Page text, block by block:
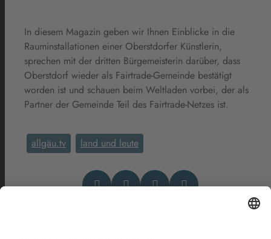
In diesem Magazin geben wir Ihnen Einblicke in die
Rauminstallationen einer Oberstdorfer Künstlerin,
sprechen mit der dritten Bürgemeisterin darüber, dass
Oberstdorf wieder als Fairtrade-Gemeinde bestätigt
worden ist und schauen beim Weltladen vorbei, der als
Partner der Gemeinde Teil des Fairtrade-Netzes ist.
allgäu.tv land und leute